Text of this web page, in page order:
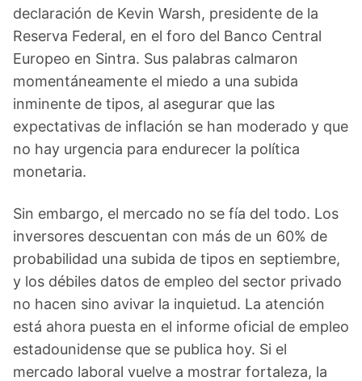
declaración de Kevin Warsh, presidente de la
Reserva Federal, en el foro del Banco Central
Europeo en Sintra. Sus palabras calmaron
momentáneamente el miedo a una subida
inminente de tipos, al asegurar que las
expectativas de inflación se han moderado y que
no hay urgencia para endurecer la política
monetaria.
Sin embargo, el mercado no se fía del todo. Los
inversores descuentan con más de un 60% de
probabilidad una subida de tipos en septiembre,
y los débiles datos de empleo del sector privado
no hacen sino avivar la inquietud. La atención
está ahora puesta en el informe oficial de empleo
estadounidense que se publica hoy. Si el
mercado laboral vuelve a mostrar fortaleza, la